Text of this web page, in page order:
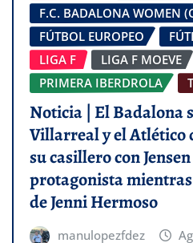
F.C. BADALONA WOMEN
FÚTBOL EUROPEO
LIGA F
LIGA F MOEVE
PRIMERA IBERDROLA
Noticia | El Badalona
Villarreal y el Atlético
su casillero con
protagonista
de Jenni Hermoso
manulopezfdez